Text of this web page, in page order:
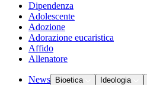
Dipendenza
Adolescente
Adozione
Adorazione eucaristica
Affido
Allenatore
News Bioetica Ideologia